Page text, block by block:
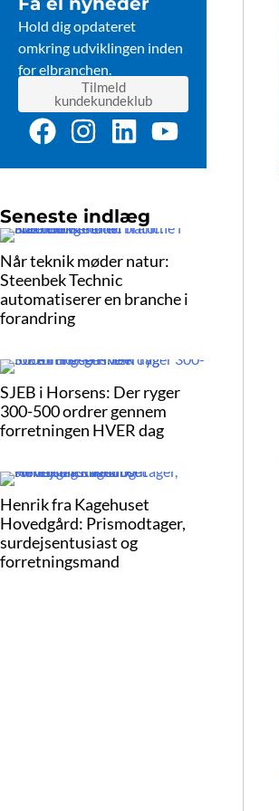
Hold dig opdateret
omkring udviklingen inden
for elbranchen.
Tilmeld
kundekundeklub
F
a
c
e
b
o
o
k
I
n
s
t
a
g
r
a
L
i
n
k
e
d
i
n
Y
u
u
b
e
Seneste indlæg
Når teknik møder natur:
Steenbek Technic
automatiserer en branche i
forandring
SJEB i Horsens: Der ryger
300-500 ordrer gennem
forretningen HVER dag
Henrik fra Kagehuset
Hovedgård: Prismodtager,
surdejsentusiast og
forretningsmand